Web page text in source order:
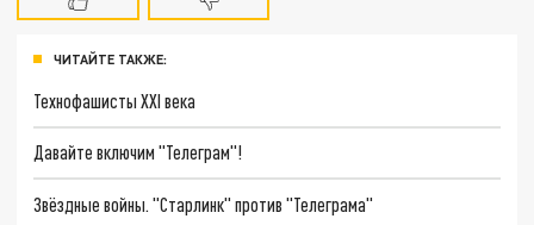
ЧИТАЙТЕ ТАКЖЕ:
Технофашисты XXI века
Давайте включим "Телеграм"!
Звёздные войны. "Старлинк" против "Телеграма"